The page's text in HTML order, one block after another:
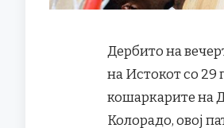
Дербито на
на Истокот со 29
кошаркарите на
Колорадо, овој